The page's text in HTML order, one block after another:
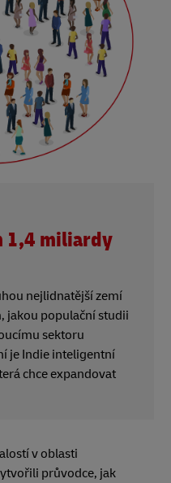
1,4 miliardy
nejlidnatější zemí
jakou populační studii
sektoru
je Indie inteligentní
chce expandovat
v oblasti
průvodce, jak